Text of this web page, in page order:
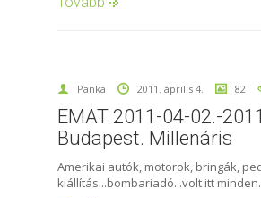
Panka 2011. április 4. 82
EMAT 2011-04-02.-
Budapest. Millenáris
Amerikai autók, motorok, bringák,
kiállítás...bombariadó...volt itt